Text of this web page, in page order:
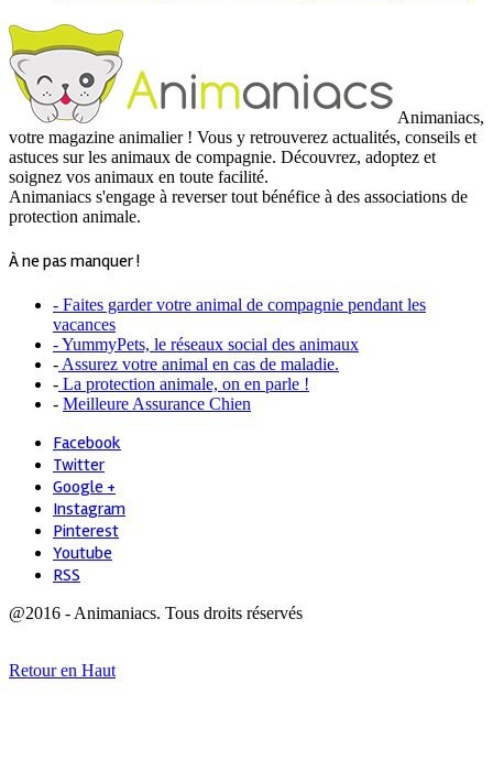
Animaniacs,
votre magazine animalier ! Vous y retrouverez actualités, conseils et
astuces sur les animaux de compagnie. Découvrez, adoptez et
soignez vos animaux en toute facilité.
Animaniacs s'engage à reverser tout bénéfice à des associations de
protection animale.
À ne pas manquer !
- Faites garder votre animal de compagnie pendant les
vacances
- YummyPets, le réseaux social des animaux
- Assurez votre animal en cas de maladie.
- La protection animale, on en parle !
- Meilleure Assurance Chien
Facebook
Twitter
Google +
Instagram
Pinterest
Youtube
RSS
@2016 - Animaniacs. Tous droits réservés
Retour en Haut